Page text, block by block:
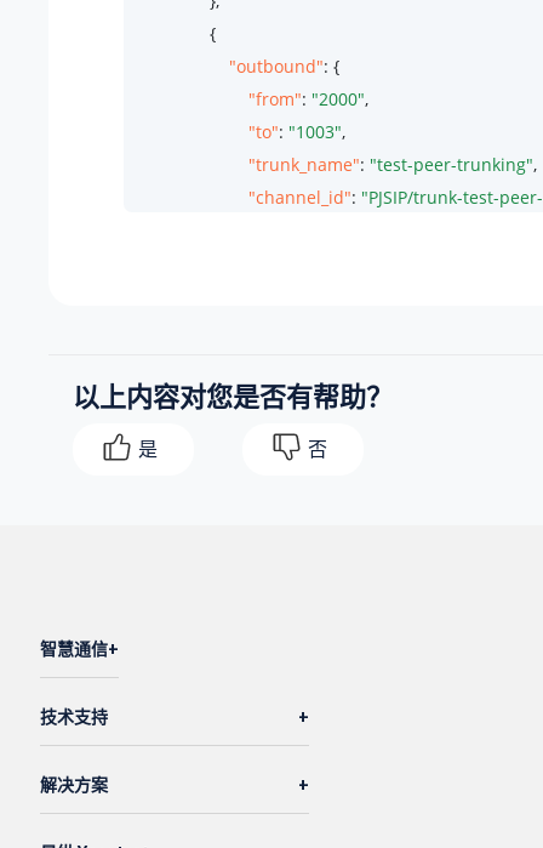
                {
"outbound": {
"from": "2000",
"to": "1003",
"trunk_name": "test-peer-trunking",
"channel_id": "PJSIP/trunk-test-
        }
以上内容对您是否有帮助？
是 否
智慧通信
技术支持
解决方案